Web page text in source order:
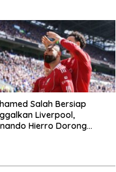
Salah Bersiap
Liverpool,
Hierro Dorong